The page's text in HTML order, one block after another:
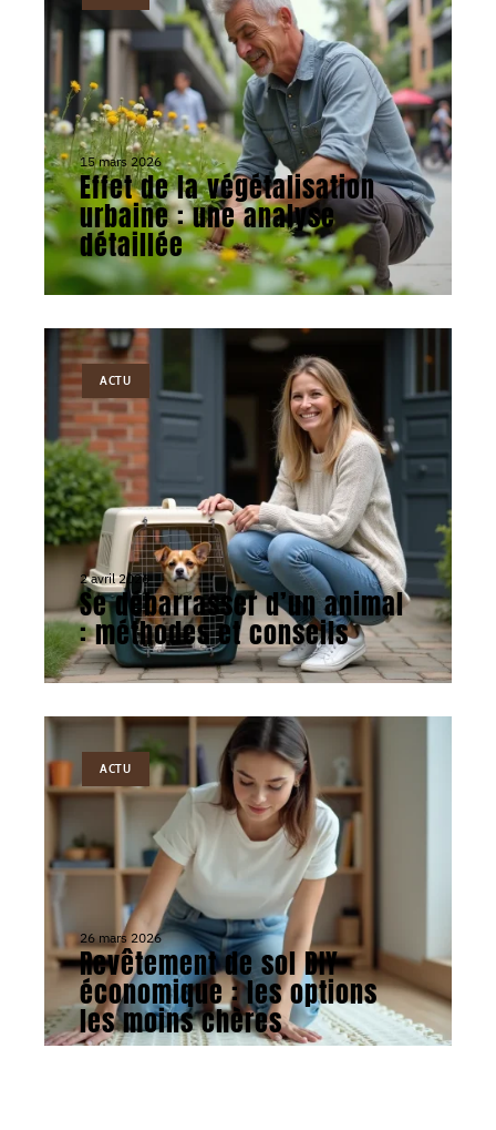
15 mars 2026
Effet de la végétalisation
urbaine : une analyse
détaillée
ACTU
2 avril 2026
Se débarrasser d’un animal
: méthodes et conseils
ACTU
26 mars 2026
Revêtement de sol DIY
économique : les options
les moins chères